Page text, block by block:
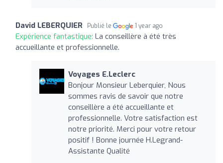
David LEBERQUIER Publié le 1 year ago
Expérience fantastique: La conseillère à été très
accueillante et professionnelle.
Voyages E.Leclerc
Bonjour Monsieur Leberquier, Nous
sommes ravis de savoir que notre
conseillère a été accueillante et
professionnelle. Votre satisfaction est
notre priorité. Merci pour votre retour
positif ! Bonne journée H.Legrand-
Assistante Qualité